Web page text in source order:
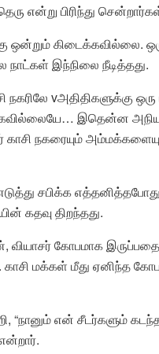
என்று பிரிந்து
ஒன்றும் கிடைக்கவில்லை.
இந்நிலை நீடித்தது.
நகரிலே vஅதிதிகளுக்கு
இதென்ன
காசி நகரையும்
சபிக்க
கதவு திறந்தது.
வியாசர் கோபமாக இருப்பதை
காசி மக்கள் மீது ஏனிந்த
“நானும் என் சீடர்களும்